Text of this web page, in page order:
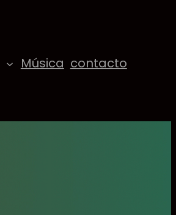
Música contacto